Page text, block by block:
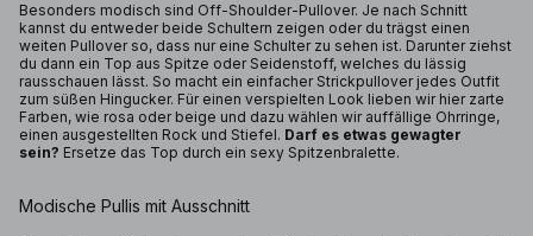
Besonders modisch sind Off-Shoulder-Pullover. Je nach Schnitt
kannst du entweder beide Schultern zeigen oder du trägst einen
weiten Pullover so, dass nur eine Schulter zu sehen ist. Darunter ziehst
du dann ein Top aus Spitze oder Seidenstoff, welches du lässig
rausschauen lässt. So macht ein einfacher Strickpullover jedes Outfit
zum süßen Hingucker. Für einen verspielten Look lieben wir hier zarte
Farben, wie rosa oder beige und dazu wählen wir auffällige Ohrringe,
einen ausgestellten Rock und Stiefel. Darf es etwas gewagter
sein? Ersetze das Top durch ein sexy Spitzenbralette.
Modische Pullis mit Ausschnitt